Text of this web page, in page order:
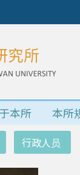
本所 本所
行政人员